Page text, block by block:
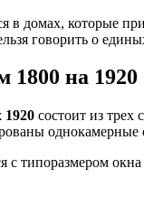
в домах, которые
говорить о
1800 на 1920
1920 состоит из трех
однокамерные
с типоразмером